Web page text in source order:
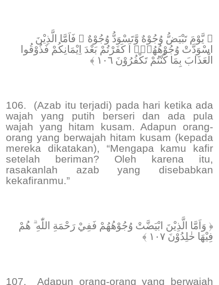
﴿ يَّوْمَ تَبْيَضُّ وُجُوْهٌ وَّتَسْوَدُّ وُجُوْهٌ ۚ فَاَمَّا الَّذِيْنَ
اسْوَدَّتْ وُجُوْهُهُمْۗ اَ كَفَرْتُمْ بَعْدَ اِيْمَانِكُمْ فَذُوْقُوا
الْعَذَابَ بِمَا كُنْتُمْ تَكْفُرُوْنَ ١٠٦ ﴾
106.
(Azab itu terjadi) pada hari ketika ada
wajah yang putih berseri dan ada pula
wajah yang hitam kusam. Adapun orang-
orang yang berwajah hitam kusam (kepada
mereka dikatakan), “Mengapa kamu kafir
setelah beriman? Oleh karena itu,
rasakanlah azab yang disebabkan
kekafiranmu.”
﴿ وَاَمَّا الَّذِيْنَ ابْيَضَّتْ وُجُوْهُهُمْ فَفِيْ رَحْمَةِ اللّٰهِ ۗ هُمْ
فِيْهَا خٰلِدُوْنَ ١٠٧ ﴾
107. Adapun orang-orang yang berwajah